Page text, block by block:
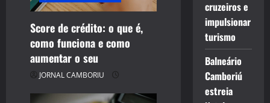
t
i
o
n
Score de crédito: o que é,
como funciona e como
aumentar o seu
JORNAL CAMBORIU
cruzeiros e
impulsionar
turismo
Balneário
Camboriú
estreia